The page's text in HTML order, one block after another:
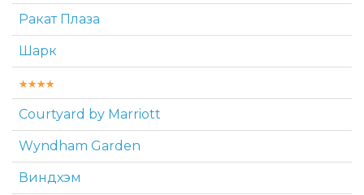
Ракат Плаза
Шарк
Courtyard by Marriott
Wyndham Garden
Виндхэм